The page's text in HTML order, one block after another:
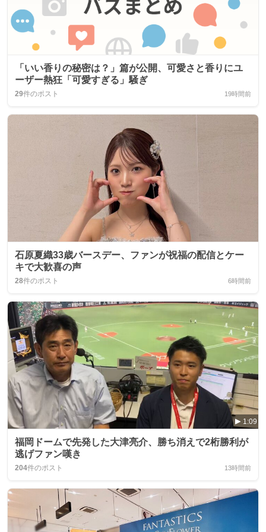
「いい香りの秘密は？」篇が公開、可愛さと香りにユ
ーザー熱狂「可愛すぎる」騒ぎ
29件のポスト 19時間前
石原夏織33歳バースデー、ファンが祝福の配信とケー
キで大歓喜の声
28件のポスト 6時間前
1:09
福岡ドームで先発した大津亮介、勝ち消えで2桁勝利が
逃げファン嘆き
204件のポスト 13時間前